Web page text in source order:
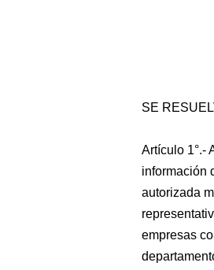
SE
Artículo 1°.-
información
autorizada
empresas